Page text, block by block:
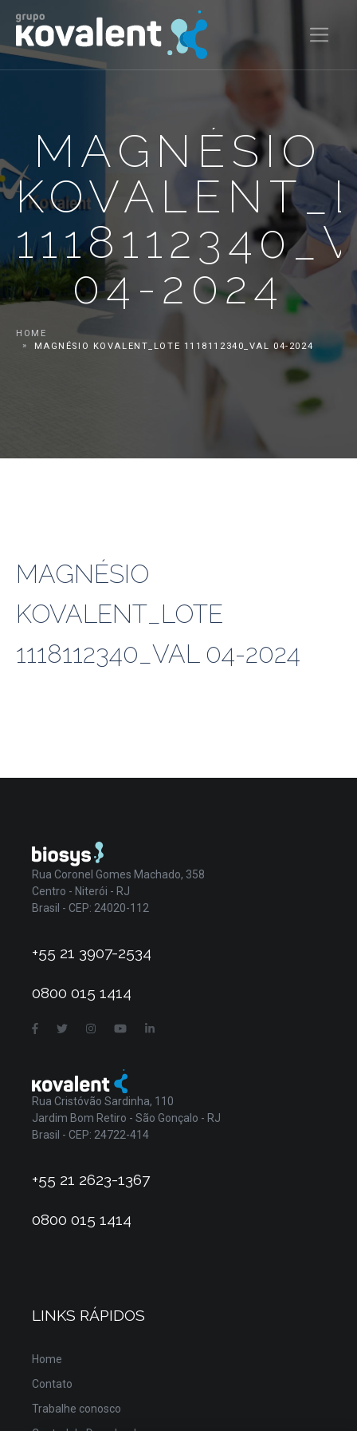
MAGNÉSIO
04-2024
HOME
MAGNÉSIO KOVALENT_LOTE 1118112340_VAL 04-2024
MAGNÉSIO
KOVALENT_LOTE
1118112340_VAL 04-2024
Rua Coronel Gomes Machado, 358
Centro - Niterói - RJ
Brasil - CEP: 24020-112
+55 21 3907-2534
0800 015 1414
Rua Cristóvão Sardinha, 110
Jardim Bom Retiro - São Gonçalo - RJ
Brasil - CEP: 24722-414
+55 21 2623-1367
0800 015 1414
LINKS RÁPIDOS
Home
Contato
Trabalhe conosco